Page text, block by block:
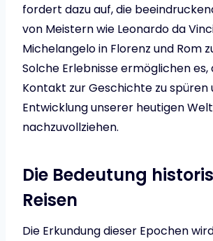
fordert dazu auf, die
von Meistern wie Leonardo da
Michelangelo in Florenz und Rom
Solche Erlebnisse ermöglichen
Kontakt zur Geschichte zu spüren
Entwicklung unserer heutigen Welt
nachzuvollziehen.
Die Bedeutung
Reisen
Die Erkundung dieser Epochen